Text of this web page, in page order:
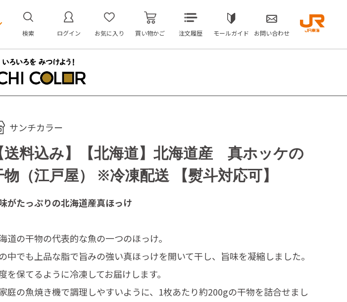
検索 ログイン お気に入り 買い物かご 注文履歴 モールガイド お問い合わせ
サンチカラー
【送料込み】【北海道】北海道産 真ホッケの
物（江戸屋） ※冷凍配送 【熨斗対応可】
がたっぷりの北海道産真ほっけ
道の干物の代表的な魚の一つのほっけ。
中でも上品な脂で旨みの強い真ほっけを開いて干し、旨味を凝縮しました。
を保てるように冷凍してお届けします。
庭の魚焼き機で調理しやすいように、1枚あたり約200gの干物を詰合せまし